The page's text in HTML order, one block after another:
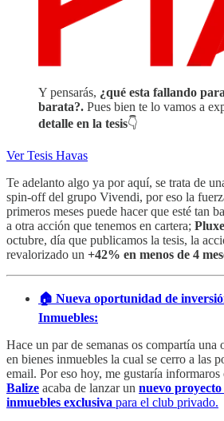
Y pensarás, ¿qué esta fallando
barata?. Pues bien te lo vamos a
detalle en la tesis👇
Ver Tesis Havas
Te adelanto algo ya por aquí, se trata de
spin-off del grupo Vivendi, por eso la
primeros meses puede hacer que esté tan
a otra acción que tenemos en cartera;
octubre, día que publicamos la tesis, la
revalorizado un +42% en menos de 4
🏠 Nueva oportunidad de
Inmuebles:
Hace un par de semanas os compartía
en bienes inmuebles la cual se cerro a las
email. Por eso hoy, me gustaría
Balize acaba de lanzar un nuevo
inmuebles exclusiva para el club privado.